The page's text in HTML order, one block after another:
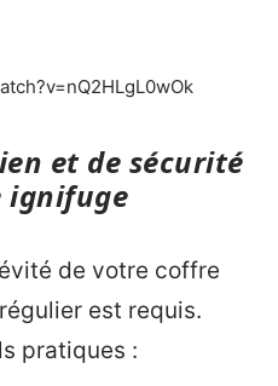
et de sécurité
ignifuge
de votre coffre
est requis.
pratiques :